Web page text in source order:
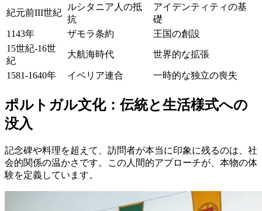
紀元前III世紀
ルシタニア人の抵
抗
アイデンティティの基
礎
1143年
ザモラ条約
王国の創設
15世紀-16世
紀
大航海時代 世界的な拡張
1581-1640年 イベリア連合 一時的な独立の喪失
ポルトガル文化：伝統と生活様式への
没入
記念碑や料理を超えて、訪問者が本当に印象に残るのは、社
会的関係の温かさです。この人間的アプローチが、本物の体
験を定義しています。